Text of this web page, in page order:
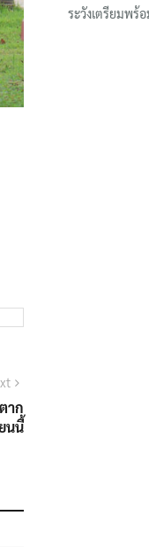
าก
นนี้
ระวังเตรียมพร้